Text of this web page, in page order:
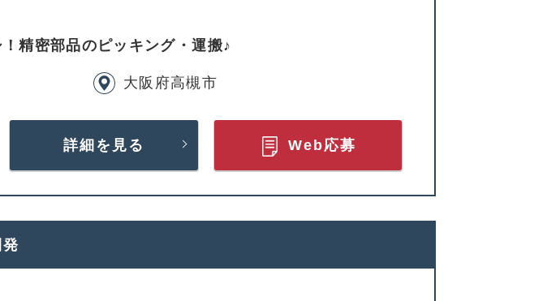
精密部品のピッキング・運搬♪
大阪府高槻市
詳細を見る Web応募